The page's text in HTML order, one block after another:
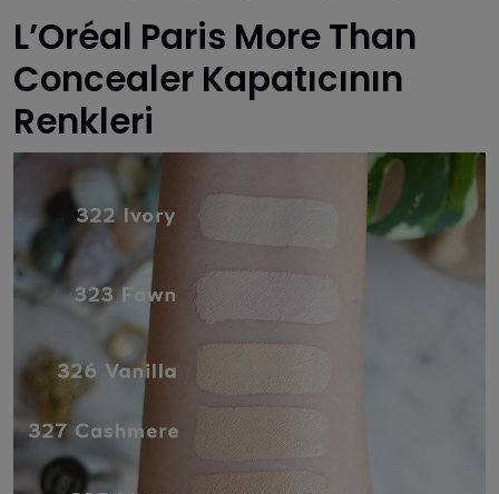
L’Oréal Paris More Than
Concealer Kapatıcının
Renkleri